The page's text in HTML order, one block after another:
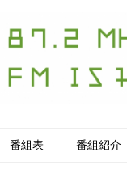
番組表 番組紹介